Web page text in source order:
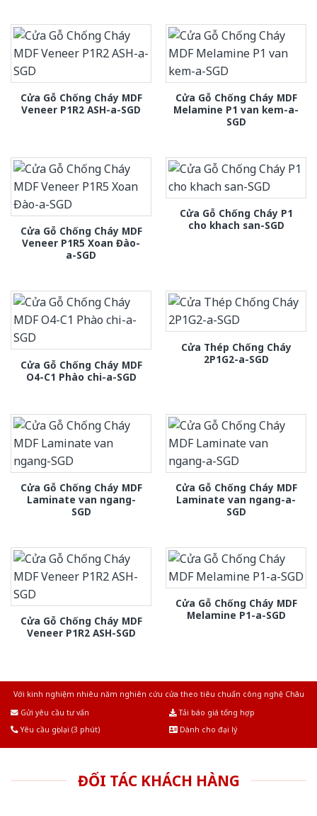
Cửa Gỗ Chống Cháy MDF
Veneer P1R2 ASH-a-SGD
Cửa Gỗ Chống Cháy MDF
Melamine P1 van kem-a-
SGD
Cửa Gỗ Chống Cháy MDF
Veneer P1R5 Xoan Đào-
a-SGD
Cửa Gỗ Chống Cháy P1
cho khach san-SGD
Cửa Gỗ Chống Cháy MDF
O4-C1 Phào chi-a-SGD
Cửa Thép Chống Cháy
2P1G2-a-SGD
Cửa Gỗ Chống Cháy MDF
Laminate van ngang-
SGD
Cửa Gỗ Chống Cháy MDF
Laminate van ngang-a-
SGD
Cửa Gỗ Chống Cháy MDF
Veneer P1R2 ASH-SGD
Cửa Gỗ Chống Cháy MDF
Melamine P1-a-SGD
Với kinh nghiệm nhiêu năm nghiên cứu cửa theo tiêu chuẩn công nghệ Châu
Gửi yêu cầu tư vấn
Tải báo giá tổng hợp
Yêu cầu gọi lại (3 phút)
Dành cho đại lý
ĐỐI TÁC KHÁCH HÀNG